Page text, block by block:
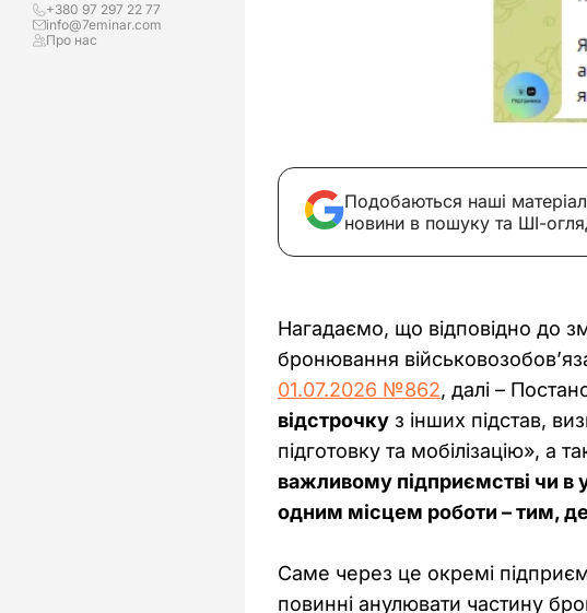
+380 97 297 22 77
info@7eminar.com
Про нас
Подобаються наші
новини в пошуку та ШІ-
Нагадаємо, що відповідно до
бронювання
01.07.2026 №862, далі –
відстрочку з інших підстав,
підготовку та мобілізацію», а
важливому підприємстві чи в
одним місцем роботи – тим,
Саме через це окремі
повинні анулювати частину